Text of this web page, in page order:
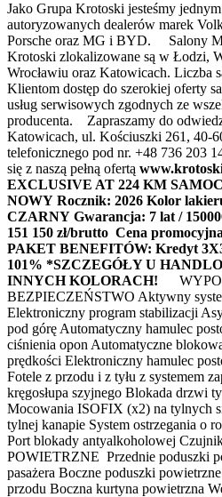
Jako Grupa Krotoski jesteśmy
autoryzowanych dealerów marek
Porsche oraz MG i BYD. Salony
Krotoski zlokalizowane są w Łodzi,
Wrocławiu oraz Katowicach. Liczba
Klientom dostęp do szerokiej oferty
usług serwisowych zgodnych ze
producenta. Zapraszamy do
Katowicach, ul. Kościuszki 261, 40-
telefonicznego pod nr. +48 736 203
się z naszą pełną ofertą
EXCLUSIVE AT 224 KM
NOWY Rocznik: 2026 Kolor
CZARNY Gwarancja: 7 lat /
151 150 zł/brutto Cena
PAKET BENEFITÓW: Kredyt
101% *SZCZEGÓŁY U
INNYCH KOLORACH!
BEZPIECZEŃSTWO Aktywny
Elektroniczny program stabilizacji
pod górę Automatyczny hamulec
ciśnienia opon Automatyczne
prędkości Elektroniczny hamulec
Fotele z przodu i z tyłu z systemem
kręgosłupa szyjnego Blokada drzwi
Mocowania ISOFIX (x2) na tylnych
tylnej kanapie System ostrzegania o
Port blokady antyalkoholowej
POWIETRZNE Przednie poduszki
pasażera Boczne poduszki
przodu Boczna kurtyna powietrzna